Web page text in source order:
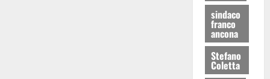
sindaco
franco
ancona
Stefano
Coletta